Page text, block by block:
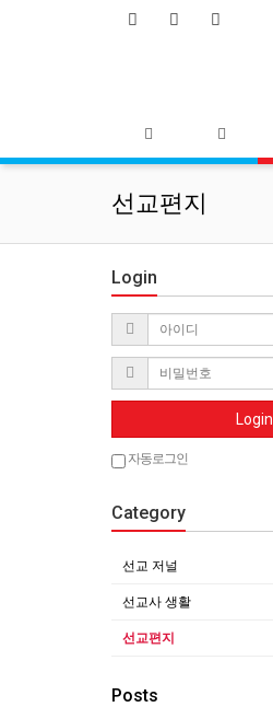
선교편지
Login
Login
자동로그인
Category
선교 저널
선교사 생활
선교편지
Posts